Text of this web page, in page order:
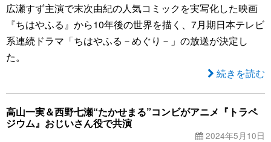
広瀬すず主演で末次由紀の人気コミックを実写化した映画
『ちはやふる』から10年後の世界を描く、7月期日本テレビ
系連続ドラマ「ちはやふる－めぐり－」の放送が決定し
た。
続きを読む
高山一実＆西野七瀬“たかせまる”コンビがアニメ『トラペ
ジウム』おじいさん役で共演
2024年5月10日